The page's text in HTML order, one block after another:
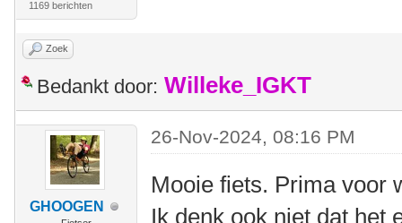
1169 berichten
Zoek
Bedankt door: Willeke_IGKT
GHOOGEN
26-Nov-2024, 08:16 PM
Mooie fiets. Prima voor
Ik denk ook niet dat het